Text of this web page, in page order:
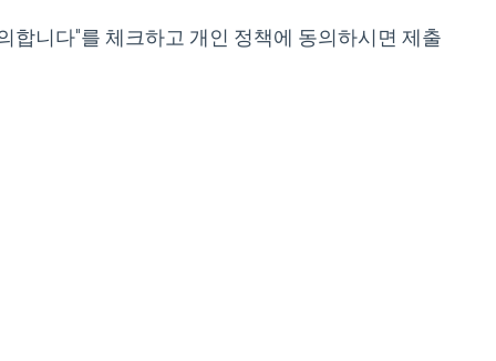
합니다"를 체크하고 개인 정책에 동의하시면 제출